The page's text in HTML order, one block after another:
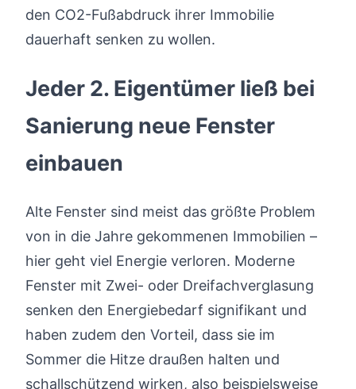
den CO2-Fußabdruck ihrer Immobilie
dauerhaft senken zu wollen.
Jeder 2. Eigentümer ließ bei
Sanierung neue Fenster
einbauen
Alte Fenster sind meist das größte Problem
von in die Jahre gekommenen Immobilien –
hier geht viel Energie verloren. Moderne
Fenster mit Zwei- oder Dreifachverglasung
senken den Energiebedarf signifikant und
haben zudem den Vorteil, dass sie im
Sommer die Hitze draußen halten und
schallschützend wirken, also beispielsweise